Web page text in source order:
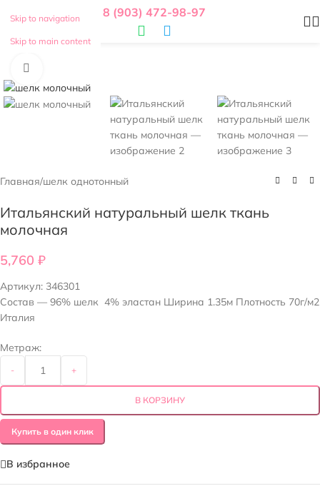
Skip to navigation
Skip to main content
8 (903) 472-98-97
Главная/шелк однотонный
Итальянский натуральный шелк ткань
молочная
5,760 ₽
Артикул: 346301
Состав — 96% шелк 4% эластан Ширина 1.35м Плотность 70г/м2
Италия
Метраж:
- +
В КОРЗИНУ
Купить в один клик
В избранное